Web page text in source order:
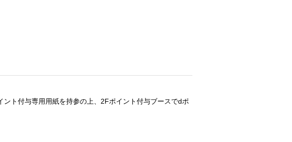
ト付与専用用紙を持参の上、2Fポイント付与ブースでdポ